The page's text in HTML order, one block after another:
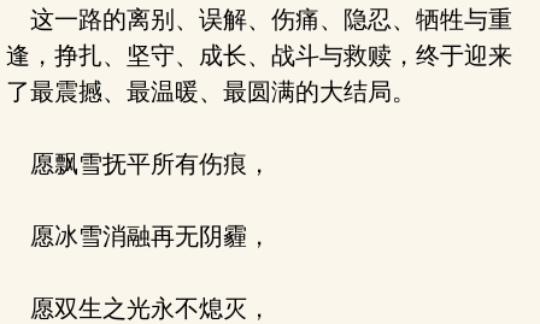
这一路的离别、误解、伤痛、隐忍、牺牲与重
逢，挣扎、坚守、成长、战斗与救赎，终于迎来
了最震撼、最温暖、最圆满的大结局。
愿飘雪抚平所有伤痕，
愿冰雪消融再无阴霾，
愿双生之光永不熄灭，